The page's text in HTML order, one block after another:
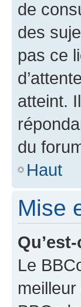
de
des
pas ce
atteint.
du
Haut
Mise
Le